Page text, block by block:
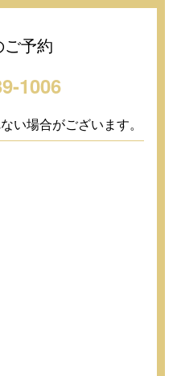
ご予約
1006
い場合がございます。